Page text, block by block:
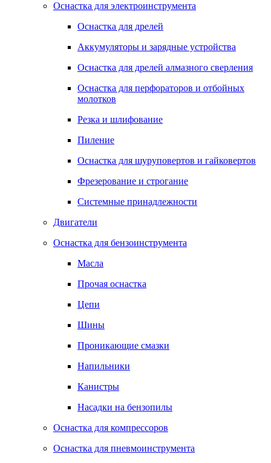
Оснастка для электроинструмента
Оснастка для дрелей
Аккумуляторы и зарядные устройства
Оснастка для дрелей алмазного сверления
Оснастка для перфораторов и отбойных
молотков
Резка и шлифование
Пиление
Оснастка для шуруповертов и гайковертов
Фрезерование и строгание
Системные принадлежности
Двигатели
Оснастка для бензоинструмента
Масла
Прочая оснастка
Цепи
Шины
Проникающие смазки
Напильники
Канистры
Насадки на бензопилы
Оснастка для компрессоров
Оснастка для пневмоинструмента